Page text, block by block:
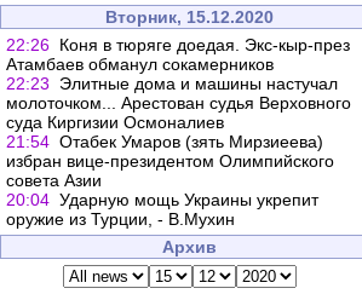
Вторник, 15.12.2020
22:26 Коня в тюряге доедая. Экс-кыр-през
Атамбаев обманул сокамерников
22:23
Элитные дома и машины настучал
молоточком... Арестован судья Верховного
суда Киргизии Осмоналиев
21:54 Отабек Умаров (зять Мирзиеева)
избран вице-президентом Олимпийского
совета Азии
20:04 Ударную мощь Украины укрепит
оружие из Турции, - В.Мухин
Архив